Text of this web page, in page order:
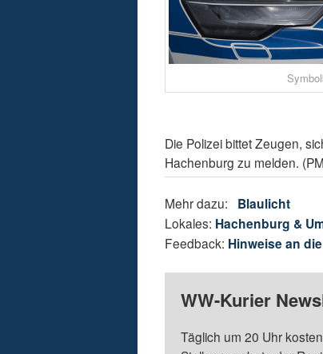
Die Polizei bittet Zeugen,
Hachenburg zu melden.
Mehr dazu: Blaulicht
Lokales: Hachenburg &
Feedback: Hinweise an
WW-Kurier
Täglich um 20 Uhr